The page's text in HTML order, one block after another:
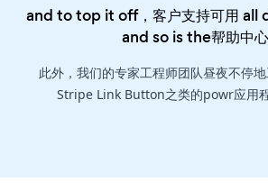
and to top it off，客户支持可用 all
and so is the帮助中心
此外，我们的专家工程师团队昼夜不停
Stripe Link Button之类的powr应用程